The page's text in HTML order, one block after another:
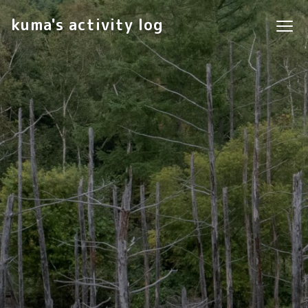
kuma's activity log